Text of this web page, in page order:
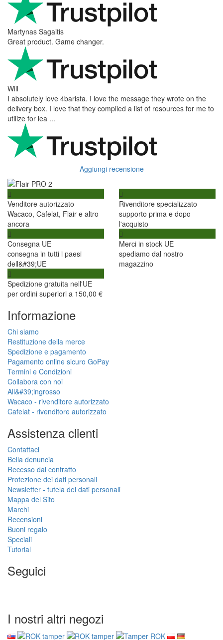
Martynas Sagaitis
Great product. Game changer.
Will
I absolutely love 4barista. I love the message they wrote on the
delivery box. I love that they compiled a list of resources for me to
utilize for lea ...
Aggiungi recensione
Venditore autorizzato
Wacaco, Cafelat, Flair e altro
ancora
Rivenditore specializzato
supporto prima e dopo
l'acquisto
Consegna UE
consegna in tutti i paesi
dell&#39;UE
Merci in stock UE
spediamo dal nostro
magazzino
Spedizione gratuita nell'UE
per ordini superiori a 150,00 €
Informazione
Chi siamo
Restituzione della merce
Spedizione e pagamento
Pagamento online sicuro GoPay
Termini e Condizioni
Collabora con noi
All&#39;ingrosso
Wacaco - rivenditore autorizzato
Cafelat - rivenditore autorizzato
Assistenza clienti
Contattaci
Bella denuncia
Recesso dal contratto
Protezione dei dati personali
Newsletter - tutela dei dati personali
Mappa del Sito
Marchi
Recensioni
Buoni regalo
Speciali
Tutorial
Seguici
I nostri altri negozi